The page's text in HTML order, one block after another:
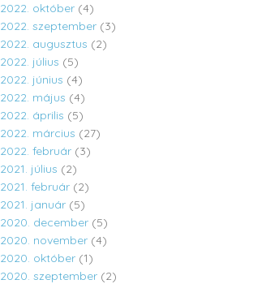
2022. október(4)
2022. szeptember(3)
2022. augusztus (2)
2022. július (5)
2022. június (4)
2022. május (4)
2022. április (5)
2022. március (27)
2022. február(3)
2021. július (2)
2021. február(2)
2021. január(5)
2020. december(5)
2020. november(4)
2020. október(1)
2020. szeptember(2)